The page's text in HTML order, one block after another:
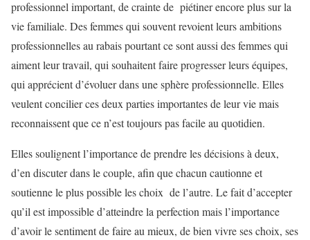
professionnel important, de crainte de piétiner encore plus sur la
vie familiale. Des femmes qui souvent revoient leurs ambitions
professionnelles au rabais pourtant ce sont aussi des femmes qui
aiment leur travail, qui souhaitent faire progresser leurs équipes,
qui apprécient d’évoluer dans une sphère professionnelle. Elles
veulent concilier ces deux parties importantes de leur vie mais
reconnaissent que ce n’est toujours pas facile au quotidien.
Elles soulignent l’importance de prendre les décisions à deux,
d’en discuter dans le couple, afin que chacun cautionne et
soutienne le plus possible les choix de l’autre. Le fait d’accepter
qu’il est impossible d’atteindre la perfection mais l’importance
d’avoir le sentiment de faire au mieux, de bien vivre ses choix, ses